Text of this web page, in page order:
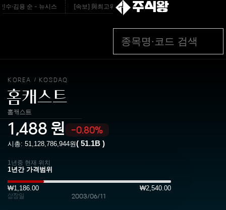
·김용 순 - 뉴시스 [속보] 與최고위원 순회경선…박선원·최민희·서미화·한민
주식왕
KOREA / KOSDAQ
홈캐스트
홈캐스트
1,488 원 -0.80%
시총: 51,128,786,944원( 51.1B )
1년중 현재 위치
₩1,186.00 ₩2,540.00
상장일 2003/06/11